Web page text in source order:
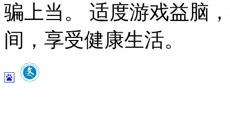
骗上当。 适度游戏益脑
间，享受健康生活。